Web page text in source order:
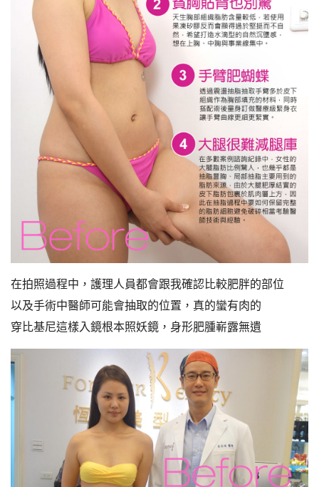
在拍照過程中，護理人員都會跟我確認比較肥胖的部位
以及手術中醫師可能會抽取的位置，真的蠻有肉的
穿比基尼這樣入鏡根本照妖鏡，身形肥腫嶄露無遺